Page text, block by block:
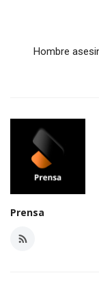
Hombre
Prensa